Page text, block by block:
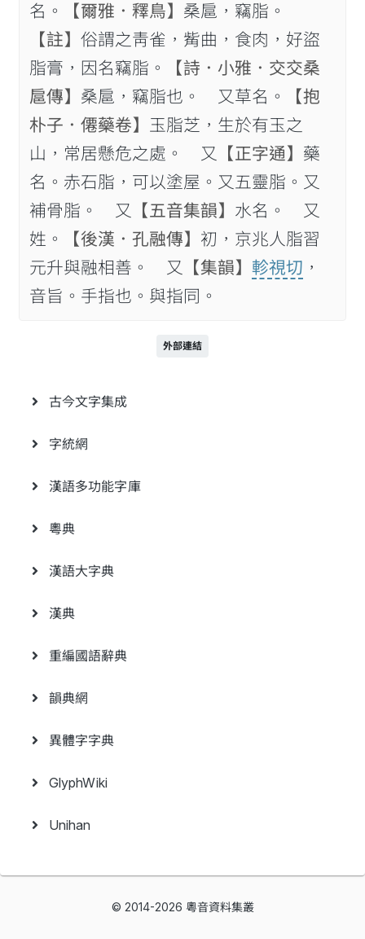
名。
【爾雅．釋鳥】 桑扈，竊脂。
【註】 俗謂之靑雀，觜曲，食肉，好盜
脂膏，因名竊脂。
【詩．小雅．交交桑
扈傳】 桑扈，竊脂也。 又草名。
【抱
朴子．僊藥卷】 玉脂芝，生於有玉之
山，常居懸危之處。 又
【正字通】 藥
名。赤石脂，可以塗屋。又五靈脂。又
補骨脂。 又
【五音集韻】 水名。 又
姓。
【後漢．孔融傳】 初，京兆人脂習
元升與融相善。 又
【集韻】 軫視切 ，
音旨。手指也。與指同。
外部連結
古今文字集成
字統網
漢語多功能字庫
粵典
漢語大字典
漢典
重編國語辭典
韻典網
異體字字典
GlyphWiki
Unihan
© 2014-2026 粵音資料集叢